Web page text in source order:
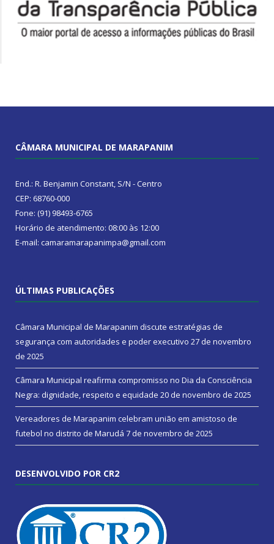
CÂMARA MUNICIPAL DE MARAPANIM
End.: R. Benjamin Constant, S/N - Centro
CEP: 68760-000
Fone: (91) 98493-6765
Horário de atendimento: 08:00 às 12:00
E-mail: camaramarapanimpa@gmail.com
ÚLTIMAS PUBLICAÇÕES
Câmara Municipal de Marapanim discute estratégias de
segurança com autoridades e poder executivo 27 de novembro
de 2025
Câmara Municipal reafirma compromisso no Dia da Consciência
Negra: dignidade, respeito e equidade 20 de novembro de 2025
Vereadores de Marapanim celebram união em amistoso de
futebol no distrito de Marudá 7 de novembro de 2025
DESENVOLVIDO POR CR2